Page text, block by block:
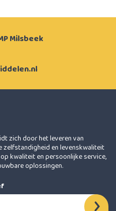
Milsbeek
zich door het leveren van
zelfstandigheid en levenskwaliteit
kwaliteit en persoonlijke service,
oplossingen.